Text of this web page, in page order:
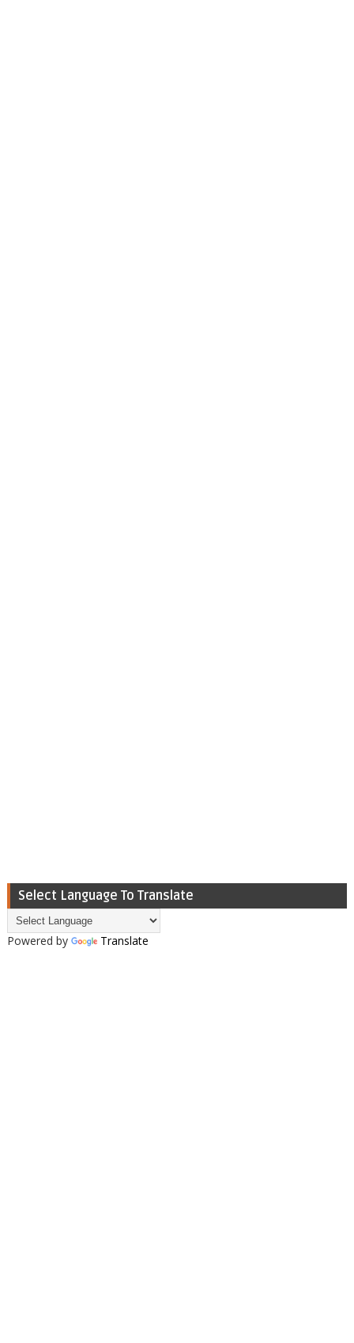
Select Language To Translate
Powered by Translate